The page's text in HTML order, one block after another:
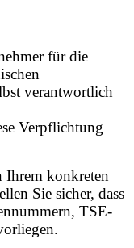
für die
verantwortlich
Verpflichtung
Ihrem konkreten
Sie sicher, dass
TSE-